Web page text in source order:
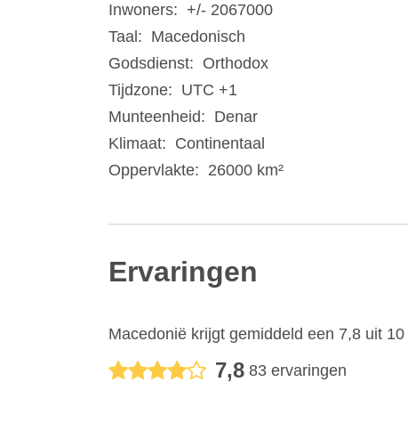
Inwoners: +/- 2067000
Taal: Macedonisch
Godsdienst: Orthodox
Tijdzone: UTC +1
Munteenheid: Denar
Klimaat: Continentaal
Oppervlakte: 26000 km²
Ervaringen
Macedonië krijgt gemiddeld een 7,8 uit 10
7,8 83 ervaringen